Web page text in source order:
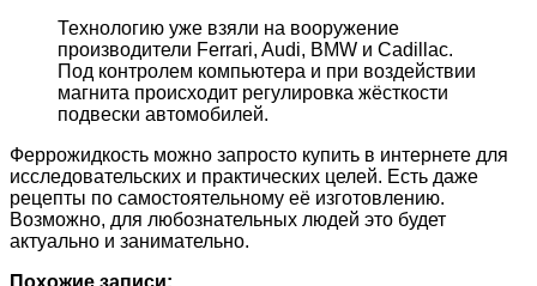
Технологию уже взяли на вооружение
производители Ferrari, Audi, BMW и Cadillac.
Под контролем компьютера и при воздействии
магнита происходит регулировка жёсткости
подвески автомобилей.
Феррожидкость можно запросто купить в интернете для
исследовательских и практических целей. Есть даже
рецепты по самостоятельному её изготовлению.
Возможно, для любознательных людей это будет
актуально и занимательно.